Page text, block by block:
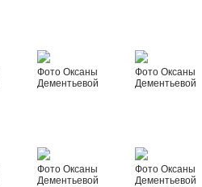
Фото Оксаны
Дементьевой
Фото Оксаны
Дементьевой
Фото Оксаны
Дементьевой
Фото Оксаны
Дементьевой